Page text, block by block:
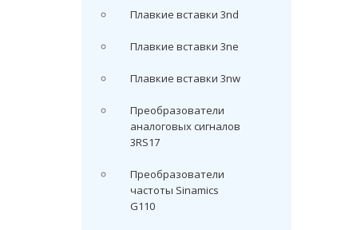
Плавкие вставки 3nd
Плавкие вставки 3ne
Плавкие вставки 3nw
Преобразователи
аналоговых сигналов
3RS17
Преобразователи
частоты Sinamics
G110